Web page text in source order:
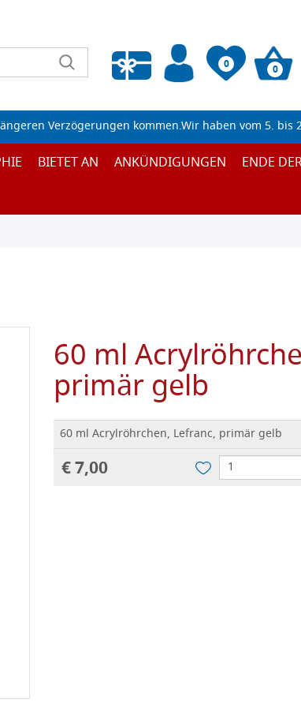
0
Wunschliste leeren
0
Verzögerungen kommen.Wir haben vom 5. bis
BIETET AN ANKÜNDIGUNGEN ENDE
60 ml
primär gelb
60 ml Acrylröhrchen, Lefranc, primär gelb
€ 7,00